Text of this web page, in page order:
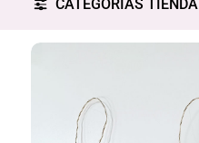
CATEGORÍAS TIENDA